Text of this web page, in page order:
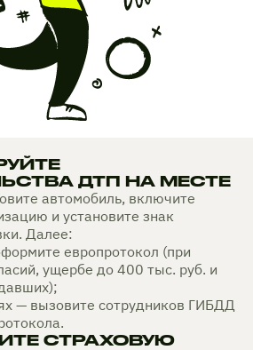
ДТП НА МЕСТЕ
автомобиль, включите
и установите знак
Далее:
европротокол (при
ущербе до 400 тыс. руб. и
— вызовите сотрудников ГИБДД
СТРАХОВУЮ